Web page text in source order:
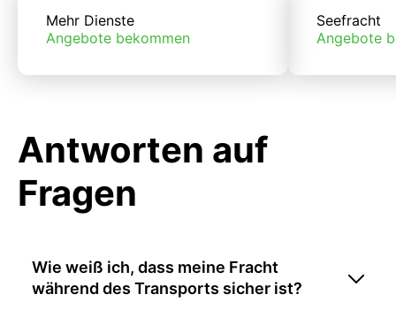
Mehr Dienste
Angebote bekommen
Seefracht
Angebote
Antworten auf
Fragen
Wie weiß ich, dass meine Fracht
während des Transports sicher ist?